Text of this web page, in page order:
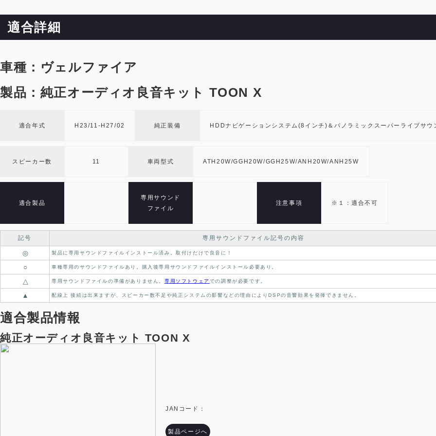
適合詳細
車種：ヴェルファイア
製品：純正オーディオ良音キット TOON X
適合年式 H23/11-H27/02 純正装備 HDDナビゲーションシステム(8インチ)＆パノラミックスーパーライブサウ
スピーカー数 11 車両型式 ATH20W/GGH20W/GGH25W/ANH20W/ANH25W
適合製品
専用サウンド
ファイル
注意事項 ※１：適合不可
記号 専用サウンドファイル記号の内容
◎ 製品に専用サウンドファイルインストール済み。取付けだけで良音に！
○ 車種専用のサウンドファイルあり。 購入後専用サウンドファイルインストール必要あり。
△ 専用サウンドファイルの準備がありません。 専用ソフトウェア での調整が必要です。
▲ 配線上 接続は出来ますが、スピーカー数不足や純正システムの影響などの理由によりDSPの音響効果を発揮できません。
適合製品情報
純正オーディオ良音キット TOON X
JANコード：
製品ページへ